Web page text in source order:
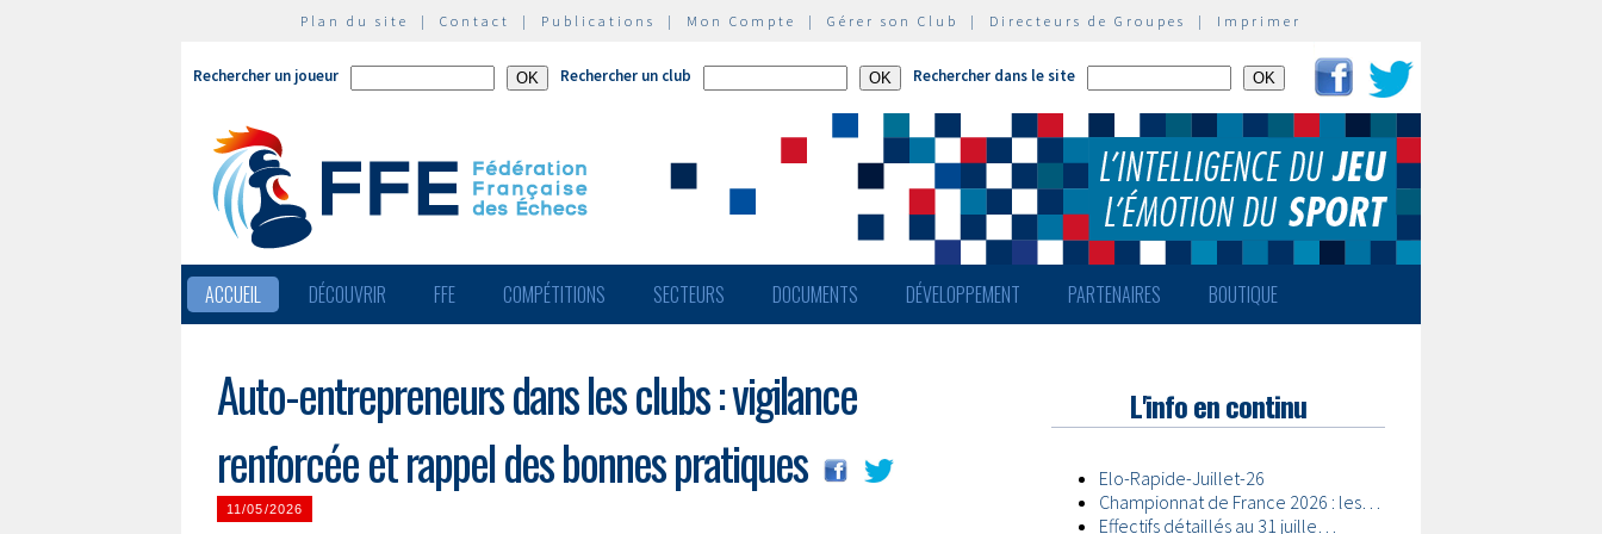
Plan du site | Contact | Publications | Mon Compte | Gérer son Club | Directeurs de Groupes | Imprimer
Rechercher un joueur Rechercher un club Rechercher dans le site
ACCUEIL DÉCOUVRIR FFE COMPÉTITIONS SECTEURS DOCUMENTS DÉVELOPPEMENT PARTENAIRES BOUTIQUE
Auto-entrepreneurs dans les clubs : vigilance
renforcée et rappel des bonnes pratiques
11/05/2026
L'info en continu